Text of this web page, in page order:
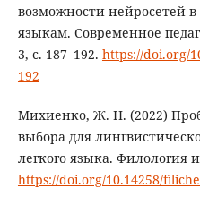
возможности нейросетей
языкам. Современное
3, с. 187–192. https://doi.org/
192
Михиенко, Ж. Н. (2022)
выбора для
легкого языка. Филология
https://doi.org/10.14258/